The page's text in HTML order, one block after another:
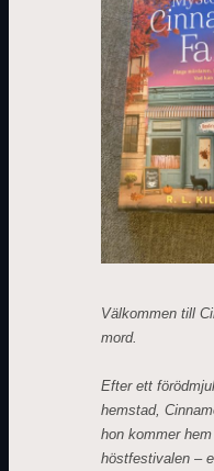
Välkommen till
mord.
Efter ett
hemstad,
hon kommer
höstfestivalen –